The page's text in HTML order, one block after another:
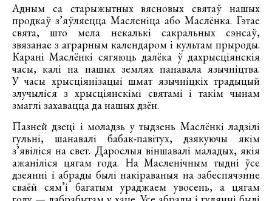
Адным са старыжытных вясновых святаў нашых
продкаў з’яўляецца Масленіца або Маслёнка. Гэтае
свята, што мела некалькі сакральных сэнсаў,
звязанае з аграрным календаром і культам прыроды.
Карані Маслёнкі сягяюць далёка ў дахрысціянскія
часы, калі на нашых землях панавала язычніцтва.
У часы хрысціянізацыі шмат язычніцкіх традыцый
злучыліся з хрысціянскімі святамі і такім чынам
змаглі захавацца да нашых дзён.
Пазней дзеці і моладзь у тыдзень Маслёнкі ладзілі
гульні, шанавалі бабак-павітух, дзякуючы якім
з’явіліся на свет. Дарослыя віншавалі маладых, якія
ажаніліся цягам года. На Масленічным тыдні ўсе
дзеянні і абрады былі накіраваныя на забеспячэнне
сваёй сям’і багатым ураджаем увосень, а цягам